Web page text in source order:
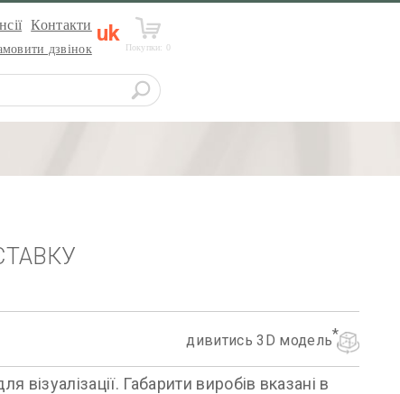
Контакти
дзвінок
uk
Покупки: 0
дивитись 3D модель
Габарити виробів вказані в